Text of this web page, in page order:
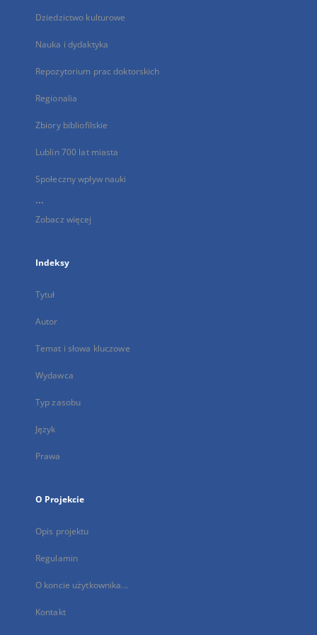
Dziedzictwo kulturowe
Nauka i dydaktyka
Repozytorium prac doktorskich
Regionalia
Zbiory bibliofilskie
Lublin 700 lat miasta
Społeczny wpływ nauki
...
Zobacz więcej
Indeksy
Tytuł
Autor
Temat i słowa kluczowe
Wydawca
Typ zasobu
Język
Prawa
O Projekcie
Opis projektu
Regulamin
O koncie użytkownika...
Kontakt